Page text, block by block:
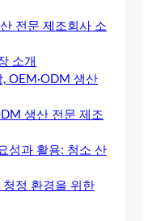
전문 제조회사 소
소개
OEM·ODM 생산
생산 전문 제조
성과 활용: 청소 산
정 환경을 위한